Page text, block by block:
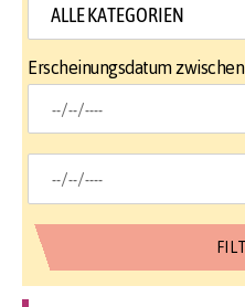
Erscheinungsdatum zwischen